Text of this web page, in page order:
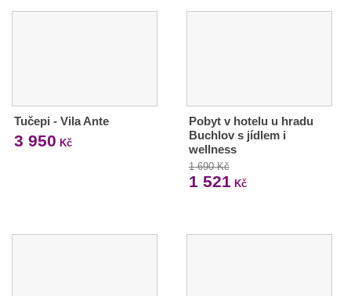
Tučepi - Vila Ante
3 950 Kč
Pobyt v hotelu u hradu
Buchlov s jídlem i
wellness
1 690 Kč
1 521 Kč